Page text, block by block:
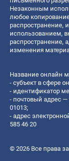
Незаконным
любое
распространение,
использованием,
распространение,
изменения
Название онлайн
- субъект в сфере
- идентификатор
- почтовый адрес —
01013;
- адрес
585 46 20
© 2026 Все права